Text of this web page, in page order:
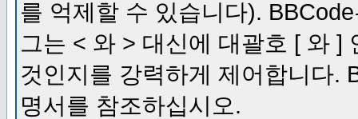
를 억제할 수 있습니다).
그는 < 와 > 대신에 대괄호 [ 와 ]
것인지를 강력하게 제어합니다.
명서를 참조하십시오.